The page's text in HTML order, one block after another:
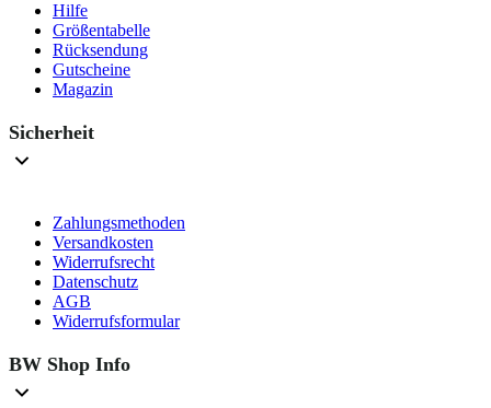
Hilfe
Größentabelle
Rücksendung
Gutscheine
Magazin
Sicherheit
Zahlungsmethoden
Versandkosten
Widerrufsrecht
Datenschutz
AGB
Widerrufsformular
BW Shop Info